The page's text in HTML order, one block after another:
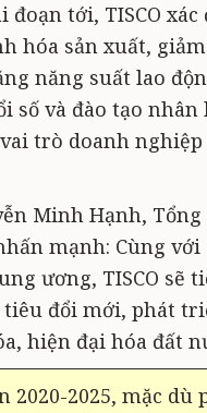
đoạn tới, TISCO
hóa sản xuất,
năng suất lao
số và đào tạo
trò doanh
Minh Hạnh, Tổng
mạnh: Cùng
ương, TISCO sẽ
đổi mới, phát
hiện đại hóa đất
2020-2025, mặc